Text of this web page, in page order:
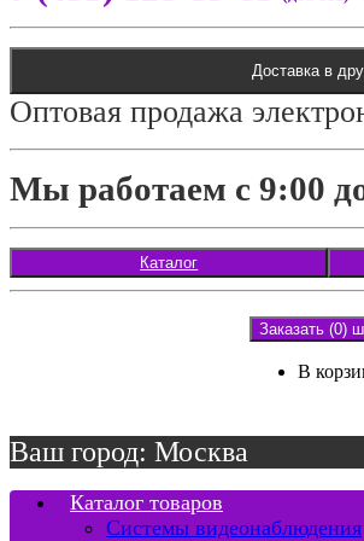
Доставка в
Оптовая продажа
Мы работаем с 9:00
Каталог
Заказать (0)
В
Ваш город: Москва
Каталог товаров
Системы видеонаблюдения